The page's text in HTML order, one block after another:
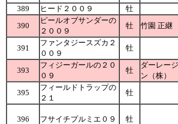
389
ヒード２００９ 牡
390
ピールオブサンダーの
２００９
牡 竹園 正継
391
ファンタジースズカ２
００９
牡
393
フィジーガールの２０
０９
牡
ダーレー
ン（株）
395
フィールドトラップの
２１
牡
396 フサイチプルミエ０９ 牡